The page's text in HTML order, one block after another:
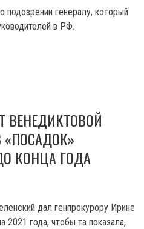
генералу, который
в РФ.
ВЕНЕДИКТОВОЙ
КОНЦА ГОДА
дал генпрокурору Ирине
2021 года, чтобы та показала,